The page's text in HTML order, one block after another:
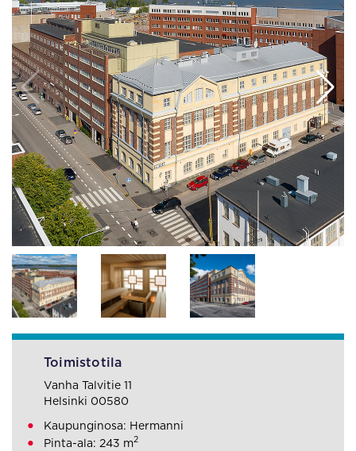
Toimistotila
Vanha Talvitie 11
Helsinki 00580
Kaupunginosa: Hermanni
Pinta-ala: 243 m2